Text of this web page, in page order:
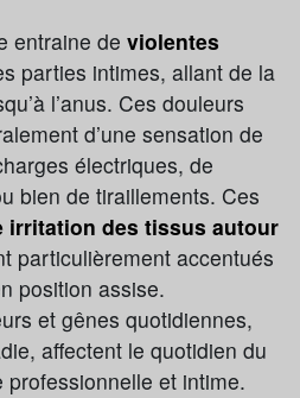
entraine de violentes
parties intimes, allant de la
l’anus. Ces douleurs
d’une sensation de
électriques, de
bien de tiraillements. Ces
irritation des tissus autour
particulièrement accentués
position assise.
et gênes quotidiennes,
affectent le quotidien du
et intime.